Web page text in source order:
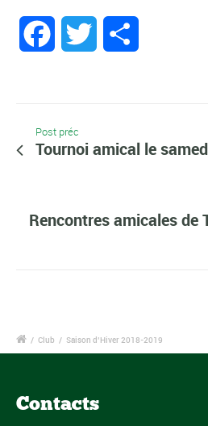
FacebookTwitter
Post préc
Tournoi amical le
Rencontres amicales de
/ Club / Saison d’Hiver 2018-2019
Contacts